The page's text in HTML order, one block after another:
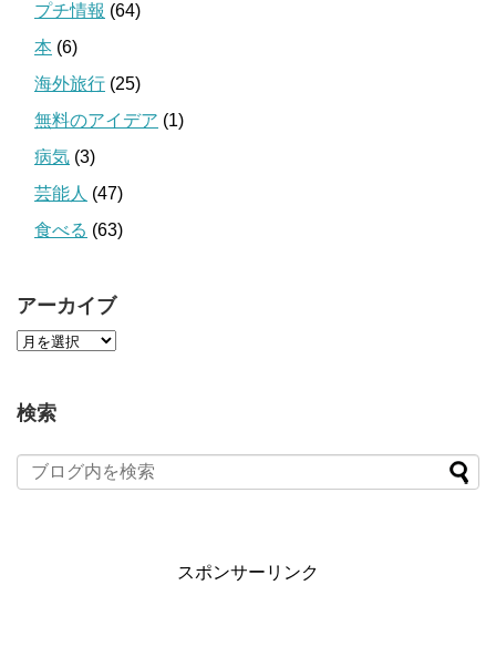
プチ情報 (64)
本 (6)
海外旅行 (25)
無料のアイデア (1)
病気 (3)
芸能人 (47)
食べる (63)
アーカイブ
検索
スポンサーリンク